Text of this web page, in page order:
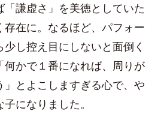
謙虚さ」を美徳としていた
在に。なるほど、パフォー
し控え目にしないと面倒く
何かで１番になれば、周りが
とよこしますぎる心で、や
になりました。